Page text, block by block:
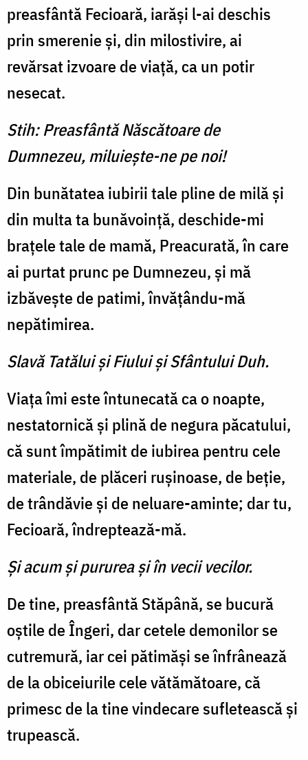
preasfântă Fecioară, iarăși l-ai deschis
prin smerenie și, din milostivire, ai
revărsat izvoare de viață, ca un potir
nesecat.
Stih: Preasfântă Născătoare de
Dumnezeu, miluieşte-ne pe noi!
Din bunătatea iubirii tale pline de milă și
din multa ta bunăvoință, deschide-mi
brațele tale de mamă, Preacurată, în care
ai purtat prunc pe Dumnezeu, și mă
izbăvește de patimi, învățându-mă
nepătimirea.
Slavă Tatălui şi Fiului şi Sfântului Duh.
Viața îmi este întunecată ca o noapte,
nestatornică și plină de negura păcatului,
că sunt împătimit de iubirea pentru cele
materiale, de plăceri rușinoase, de beție,
de trândăvie și de neluare-aminte; dar tu,
Fecioară, îndreptează-mă.
Și acum și pururea și în vecii vecilor.
De tine, preasfântă Stăpână, se bucură
oștile de Îngeri, dar cetele demonilor se
cutremură, iar cei pătimăși se înfrânează
de la obiceiurile cele vătămătoare, că
primesc de la tine vindecare sufletească și
trupească.